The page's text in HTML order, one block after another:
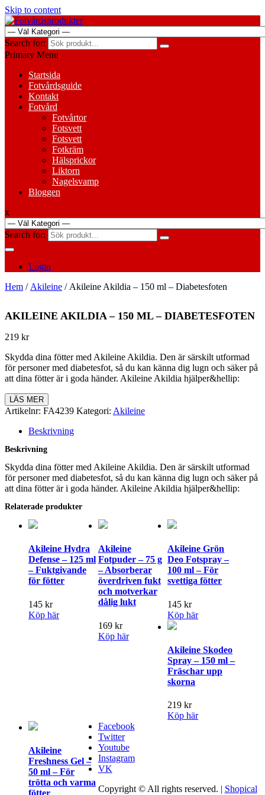
Skip to content
Search for:
Primary Menu
Startsida
Fotvårdsguide
Kontakt
Fotvård
Fotvårtor
Fotsvett
Fotsvett
Fotkräm
Hälsprickor
Liktorn
Nagelsvamp
Bloggen
x
Search for:
Login
Hem / Akileine / Akileine Akildia – 150 ml – Diabetesfoten
AKILEINE AKILDIA – 150 ML – DIABETESFOTEN
219 kr
Skydda dina fötter med Akileine Akildia. Den är särskilt utformad
för personer med diabetesfot, så du kan känna dig lugn och säker på
att dina fötter är i goda händer. Akileine Akildia hjälper&hellip:
LÄS MER
Artikelnr: FA4239 Kategori: Akileine
Beskrivning
Beskrivning
Skydda dina fötter med Akileine Akildia. Den är särskilt utformad
för personer med diabetesfot, så du kan känna dig lugn och säker på
att dina fötter är i goda händer. Akileine Akildia hjälper&hellip:
Relaterade produkter
Akileine Hydra
Defense – 125 ml
– Fuktgivande
för fötter
145 kr
Köp här
Akileine
Fotpuder – 75 g
– Absorberar
överdriven fukt
och motverkar
dålig lukt
169 kr
Köp här
Akileine Grön
Deo Fotspray –
100 ml – För
svettiga fötter
145kr
Köp här
Akileine Skodeo
Spray – 150 ml –
Fräschar upp
skorna
219kr
Köp här
Akileine
Freshness Gel –
50 ml – För
trötta och varma
Facebook
Twitter
Youtube
Instagram
VK
Copyright © All rights reserved. | Shopical